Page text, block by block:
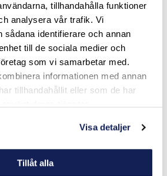
tillhandahålla funktioner
analysera vår trafik. Vi
sådana identifierare och annan
till de sociala medier och
som vi samarbetar med.
informationen med annan
tillhandahållit eller som de har
Visa detaljer
Tillåt alla
konferensresa utöver det
glaciären, perfekt för
konferens.
och termalbad, perfekt för både
livligt nattliv, perfekt för grupper
med puls.